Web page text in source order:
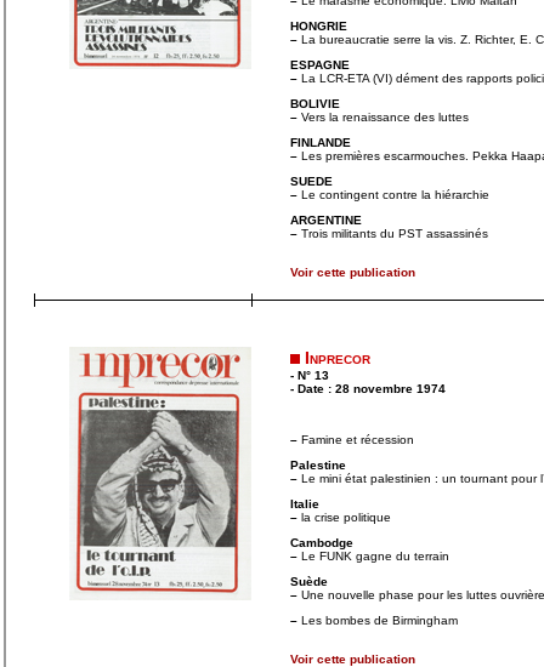
HONGRIE
– La bureaucratie serre la vis. Z. Richter, E.
ESPAGNE
– La LCR-ETA (VI) dément des rapports
BOLIVIE
– Vers la renaissance des luttes
FINLANDE
– Les premières escarmouches. Pekka
SUEDE
– Le contingent contre la hiérarchie
ARGENTINE
– Trois militants du PST assassinés
Voir cette publication
Inprecor
- N° 13
- Date : 28 novembre 1974
– Famine et récession
Palestine
– Le mini état palestinien : un tournant pour
Italie
– la crise politique
Cambodge
– Le FUNK gagne du terrain
Suède
– Une nouvelle phase pour les luttes
– Les bombes de Birmingham
Voir cette publication